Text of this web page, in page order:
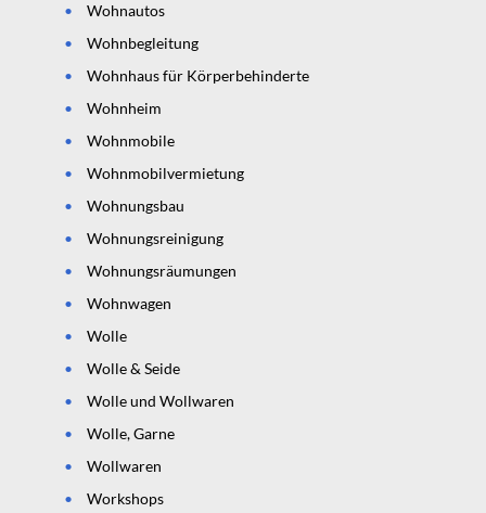
Wohnautos
Wohnbegleitung
Wohnhaus für Körperbehinderte
Wohnheim
Wohnmobile
Wohnmobilvermietung
Wohnungsbau
Wohnungsreinigung
Wohnungsräumungen
Wohnwagen
Wolle
Wolle & Seide
Wolle und Wollwaren
Wolle, Garne
Wollwaren
Workshops